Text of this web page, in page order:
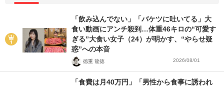
「飲み込んでない」「バケツに吐いてる」大
食い動画にアンチ殺到…体重46キロの“可愛す
ぎる”大食い女子（24）が明かす、“やらせ疑
惑”への本音
徳重 龍徳 2026/08/01
「食費は月40万円」「男性から食事に誘われ